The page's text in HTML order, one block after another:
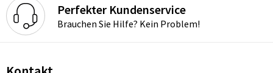
Perfekter Kundenservice
Brauchen Sie Hilfe? Kein Problem!